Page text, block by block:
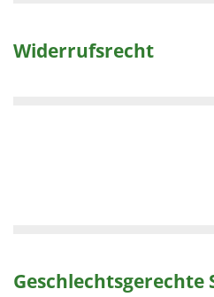
Widerrufsrecht
Geschlechtsgerechte